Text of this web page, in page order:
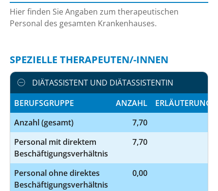
Hier finden Sie Angaben zum therapeutischen
Personal des gesamten Krankenhauses.
SPEZIELLE THERAPEUTEN/-INNEN
DIÄTASSISTENT UND DIÄTASSISTENTIN
BERUFSGRUPPE
ANZAHL
ERLÄUTERUNG
Anzahl (gesamt)
7,70
Personal mit direktem
Beschäftigungsverhältnis
7,70
Personal ohne direktes
Beschäftigungsverhältnis
0,00